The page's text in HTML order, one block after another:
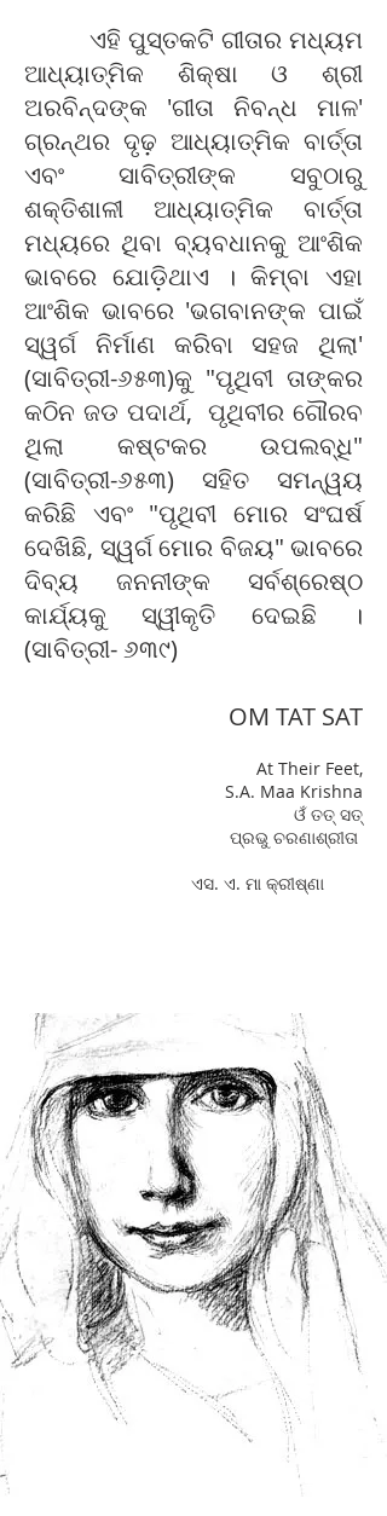
ଏହି ପୁସ୍ତକଟି ଗୀତାର ମଧ୍ୟମ
ଆଧ୍ୟାତ୍ମିକ ଶିକ୍ଷା ଓ ଶ୍ରୀ
ଅରବିନ୍ଦଙ୍କ 'ଗୀତା ନିବନ୍ଧ ମାଳ'
ଗ୍ରନ୍ଥର ଦୃଢ଼ ଆଧ୍ୟାତ୍ମିକ ବାର୍ତ୍ତା
ଏବଂ ସାବିତ୍ରୀଙ୍କ ସବୁଠାରୁ
ଶକ୍ତିଶାଳୀ ଆଧ୍ୟାତ୍ମିକ ବାର୍ତ୍ତା
ମଧ୍ୟରେ ଥିବା ବ୍ୟବଧାନକୁ ଆଂଶିକ
ଭାବରେ ଯୋଡ଼ିଥାଏ । କିମ୍ବା ଏହା
ଆଂଶିକ ଭାବରେ 'ଭଗବାନଙ୍କ ପାଇଁ
ସ୍ୱର୍ଗ ନିର୍ମାଣ କରିବା ସହଜ ଥିଲା'
(ସାବିତ୍ରୀ-୬୫୩)କୁ "ପୃଥିବୀ ତାଙ୍କର
କଠିନ ଜଡ ପଦାର୍ଥ, ପୃଥିବୀର ଗୌରବ
ଥିଲା କଷ୍ଟକର ଉପଲବ୍ଧି"
(ସାବିତ୍ରୀ-୬୫୩) ସହିତ ସମନ୍ୱୟ
କରିଛି ଏବଂ "ପୃଥିବୀ ମୋର ସଂଘର୍ଷ
ଦେଖିଛି, ସ୍ୱର୍ଗ ମୋର ବିଜୟ" ଭାବରେ
ଦିବ୍ୟ ଜନନୀଙ୍କ ସର୍ବଶ୍ରେଷ୍ଠ
କାର୍ଯ୍ୟକୁ ସ୍ୱୀକୃତି ଦେଇଛି ।
(ସାବିତ୍ରୀ- ୬୩୯)
OM TAT SAT
At Their Feet,
S.A. Maa Krishna
ଓଁ ତତ୍ ସତ୍
ପ୍ରଭୁ ଚରଣାଶ୍ରୀତା
ଏସ. ଏ. ମା କ୍ରୀଷ୍ଣା